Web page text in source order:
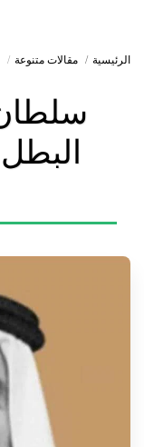
الرئيسية مقالات متنوعة